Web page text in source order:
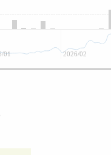
01 2026/02